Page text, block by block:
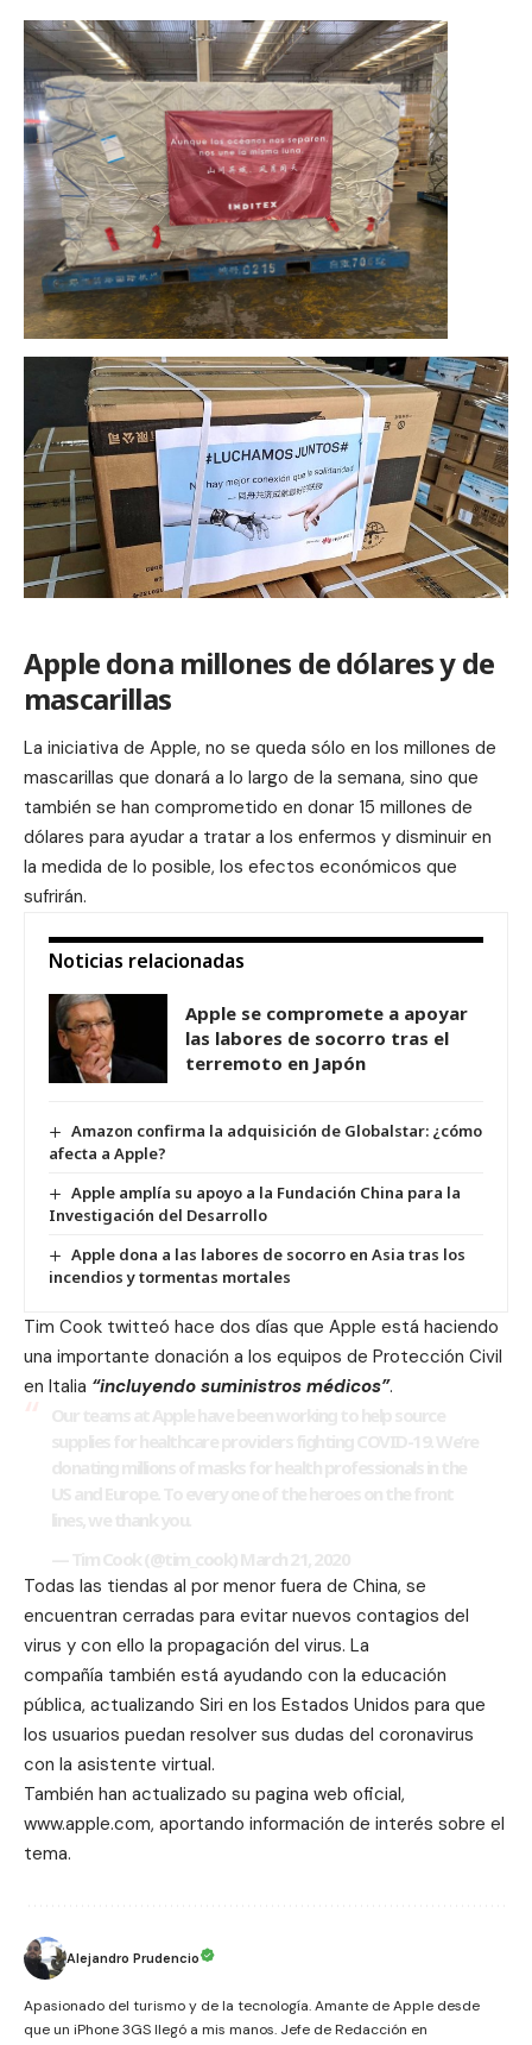
Apple dona millones de dólares y de
mascarillas
La iniciativa de Apple, no se queda sólo en los millones de
mascarillas que donará a lo largo de la semana, sino que
también se han comprometido en donar 15 millones de
dólares para ayudar a tratar a los enfermos y disminuir en
la medida de lo posible, los efectos económicos que
sufrirán.
Noticias relacionadas
Apple se compromete a apoyar
las labores de socorro tras el
terremoto en Japón
Amazon confirma la adquisición de Globalstar: ¿cómo
afecta a Apple?
Apple amplía su apoyo a la Fundación China para la
Investigación del Desarrollo
Apple dona a las labores de socorro en Asia tras los
incendios y tormentas mortales
Tim Cook twitteó hace dos días que Apple está haciendo
una importante donación a los equipos de Protección Civil
en Italia “incluyendo suministros médicos”.
Todas las tiendas al por menor fuera de China, se
encuentran cerradas para evitar nuevos contagios del
virus y con ello la propagación del virus. La
compañía también está ayudando con la educación
pública, actualizando Siri en los Estados Unidos para que
los usuarios puedan resolver sus dudas del coronavirus
con la asistente virtual.
También han actualizado su pagina web oficial,
www.apple.com, aportando información de interés sobre el
tema.
Alejandro Prudencio
Apasionado del turismo y de la tecnología. Amante de Apple desde
que un iPhone 3GS llegó a mis manos. Jefe de Redacción en